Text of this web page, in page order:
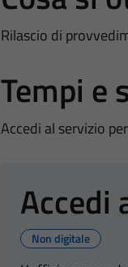
Rilascio di
Tempi e
Accedi al servizio
Accedi
Non digitale